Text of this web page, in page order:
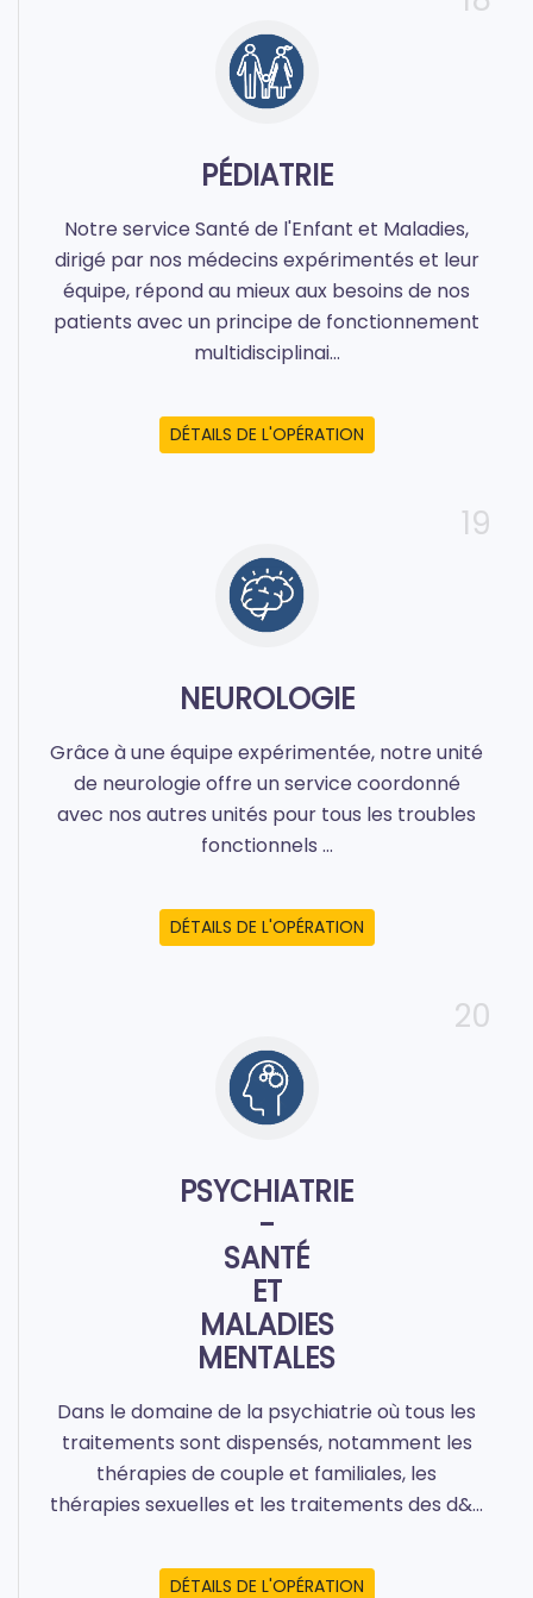
PÉDIATRIE
Notre service Santé de l'Enfant et Maladies,
dirigé par nos médecins expérimentés et leur
équipe, répond au mieux aux besoins de nos
patients avec un principe de fonctionnement
multidisciplinai...
DÉTAILS DE L'OPÉRATION
19
NEUROLOGIE
Grâce à une équipe expérimentée, notre unité
de neurologie offre un service coordonné
avec nos autres unités pour tous les troubles
fonctionnels ...
DÉTAILS DE L'OPÉRATION
20
PSYCHIATRIE
-
SANTÉ
ET
MALADIES
MENTALES
Dans le domaine de la psychiatrie où tous les
traitements sont dispensés, notamment les
thérapies de couple et familiales, les
thérapies sexuelles et les traitements des d&...
DÉTAILS DE L'OPÉRATION